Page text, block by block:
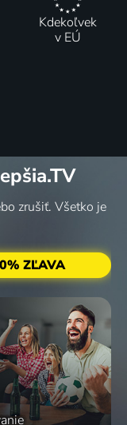
Kdekoľvek
v EÚ
zrušiť. Všetko je
ZĽAVA